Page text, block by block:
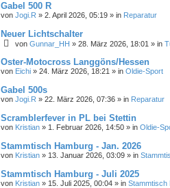
Gabel 500 R
von Jogi.R » 2. April 2026, 05:19 » in Reparatur
Neuer Lichtschalter
von Gunnar_HH » 28. März 2026, 18:01 » in
Oster-Motocross Langgöns/Hessen
von Eichi » 24. März 2026, 18:21 » in Oldie-Sport
Gabel 500s
von Jogi.R » 22. März 2026, 07:36 » in Reparatur
Scramblerfever in PL bei Stettin
von Kristian » 1. Februar 2026, 14:50 » in Oldie-
Stammtisch Hamburg - Jan. 2026
von Kristian » 13. Januar 2026, 03:09 » in
Stammtisch Hamburg - Juli 2025
von Kristian » 15. Juli 2025, 00:04 » in Stammtisch